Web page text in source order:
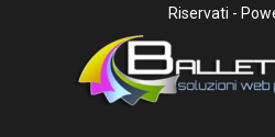
Riservati -